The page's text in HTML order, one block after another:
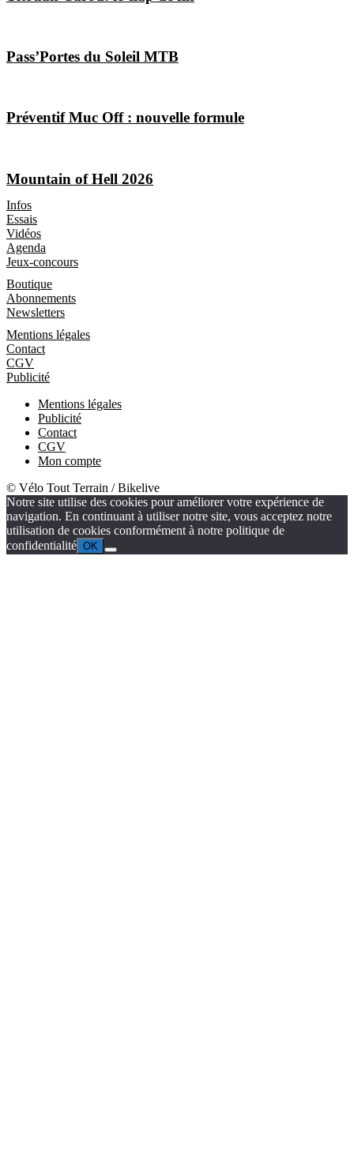
Pass’Portes du Soleil MTB
Préventif Muc Off : nouvelle formule
Mountain of Hell 2026
Infos
Essais
Vidéos
Agenda
Jeux-concours
Boutique
Abonnements
Newsletters
Mentions légales
Contact
CGV
Publicité
Mentions légales
Publicité
Contact
CGV
Mon compte
© Vélo Tout Terrain / Bikelive
Notre site utilise des cookies pour améliorer votre expérience de
navigation. En continuant à utiliser notre site, vous acceptez notre
utilisation de cookies conformément à notre politique de
confidentialité OK